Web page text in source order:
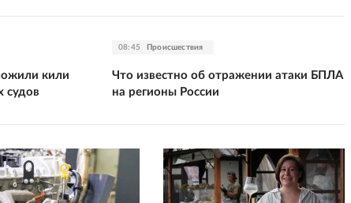
кили
судов
08:45 Происшествия
Что известно об отражении атаки БПЛА
на регионы России